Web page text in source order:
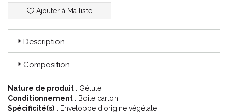
Ajouter à Ma liste
Description
Composition
Nature de produit : Gélule
Conditionnement : Boite carton
Spécificité(s) : Enveloppe d'origine végétale